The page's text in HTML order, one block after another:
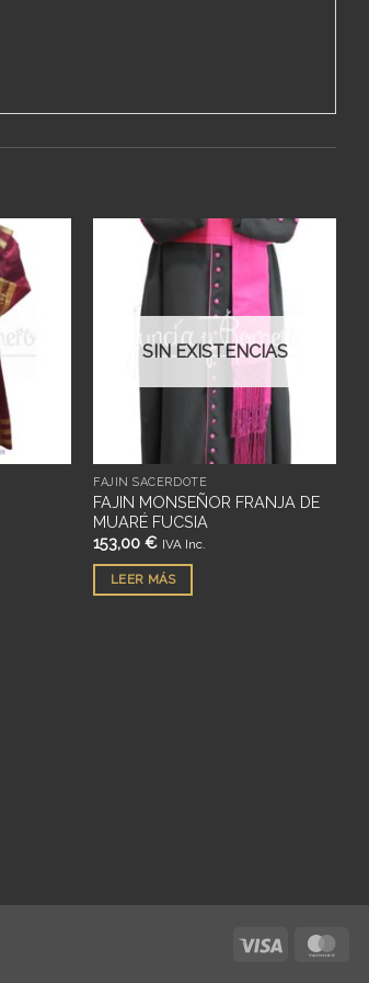
Añadir
a
deseos
Añadir
deseos
SIN EXISTENCIAS
FAJÍN SACERDOTE
FAJIN MONSEÑOR FRANJA DE
MUARÉ FUCSIA
153,00€ IVA Inc.
LEER MÁS
Visa